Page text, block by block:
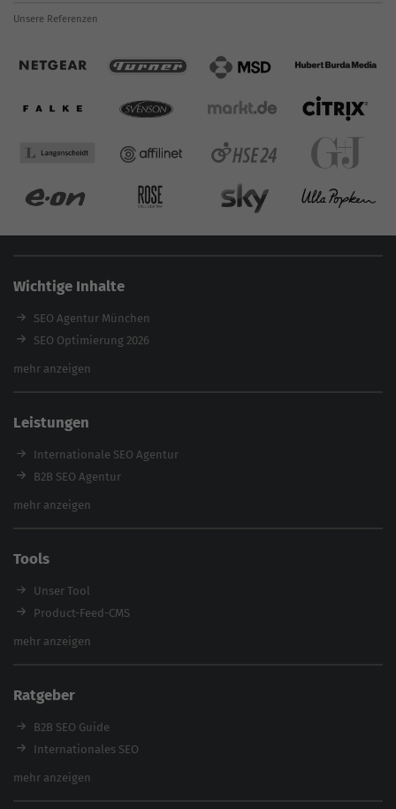
Unsere Referenzen
Wichtige Inhalte
SEO Agentur München
SEO Optimierung 2026
Backlink-Audit 2026
Referenzen
E-Books
Magazin
mehr anzeigen
Leistungen
Internationale SEO Agentur
B2B SEO Agentur
Inhouse SEO Agentur
Enterprise SEO Agentur
Workshops
mehr anzeigen
Tools
Unser Tool
Product-Feed-CMS
Website Analyse
Backlink-Check
Ladezeiten-Check
Brand Protection Tool
Website SEO Check
mehr anzeigen
Ratgeber
B2B SEO Guide
Internationales SEO
eCommerce SEO
mehr anzeigen